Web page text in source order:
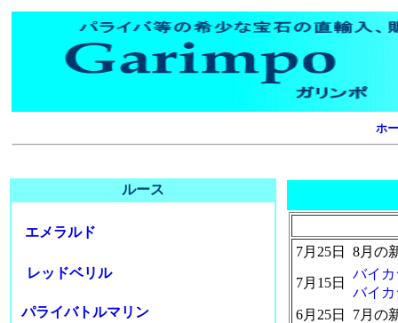
ホ
ルース
エメラルド
レッドベリル
パライバトルマリン
7月25日 8月の
7月15日
バイカ
バイカ
6月25日
7月の